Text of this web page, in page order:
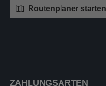
ZAHLUNGSARTEN
Routenplaner starten